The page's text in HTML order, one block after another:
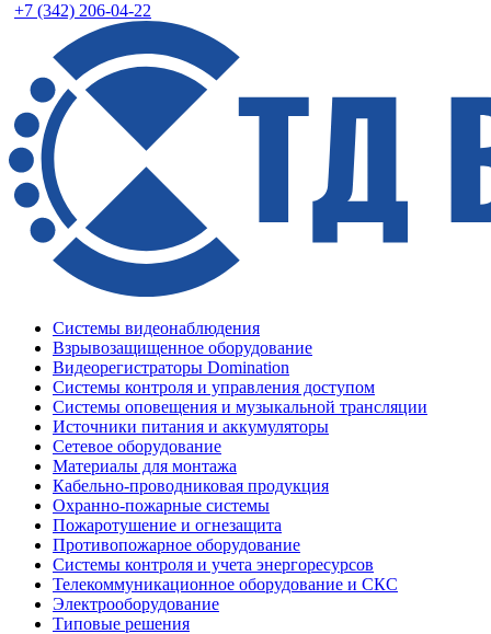
+7 (342) 206-04-22
Системы видеонаблюдения
Взрывозащищенное оборудование
Видеорегистраторы Domination
Системы контроля и управления доступом
Системы оповещения и музыкальной трансляции
Источники питания и аккумуляторы
Сетевое оборудование
Материалы для монтажа
Кабельно-проводниковая продукция
Охранно-пожарные системы
Пожаротушение и огнезащита
Противопожарное оборудование
Системы контроля и учета энергоресурсов
Телекоммуникационное оборудование и СКС
Электрооборудование
Типовые решения